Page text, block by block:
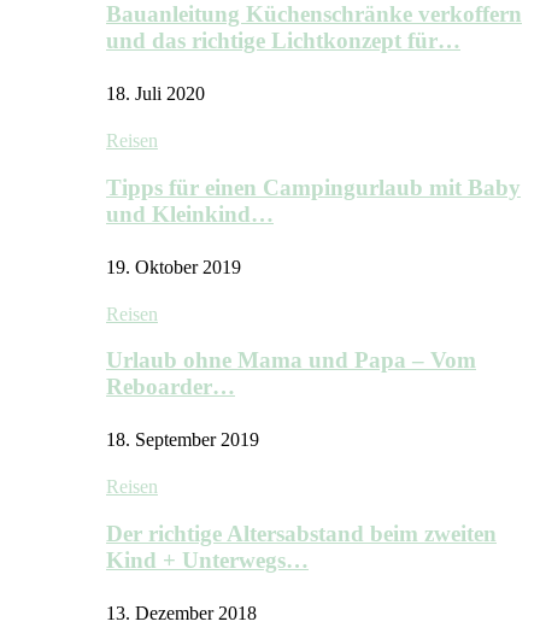
Bauanleitung Küchenschränke verkoffern
und das richtige Lichtkonzept für…
18. Juli 2020
Reisen
Tipps für einen Campingurlaub mit Baby
und Kleinkind…
19. Oktober 2019
Reisen
Urlaub ohne Mama und Papa – Vom
Reboarder…
18. September 2019
Reisen
Der richtige Altersabstand beim zweiten
Kind + Unterwegs…
13. Dezember 2018